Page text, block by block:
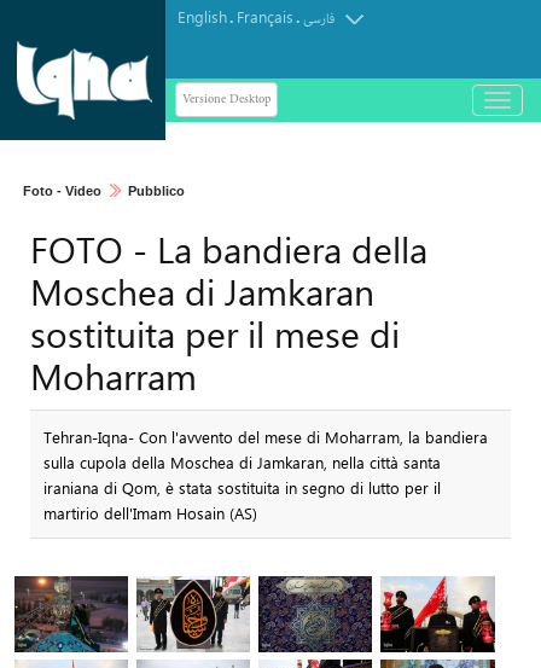
English. Français.فارسی
Versione Desktop
باز
و
Foto - Video Pubblico
FOTO - La bandiera della
Moschea di Jamkaran
sostituita per il mese di
Moharram
Tehran-Iqna- Con l'avvento del mese di Moharram, la bandiera
sulla cupola della Moschea di Jamkaran, nella città santa
iraniana di Qom, è stata sostituita in segno di lutto per il
martirio dell'Imam Hosain (AS)